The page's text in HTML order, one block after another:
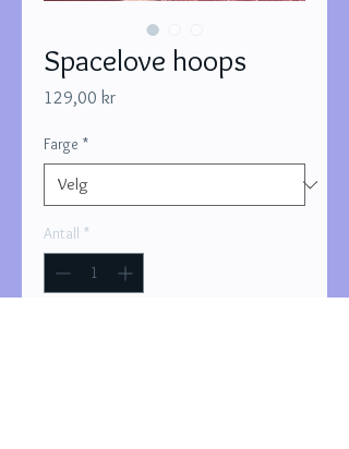
Spacelove hoops
129,00 krPris
Farge *
Antall *